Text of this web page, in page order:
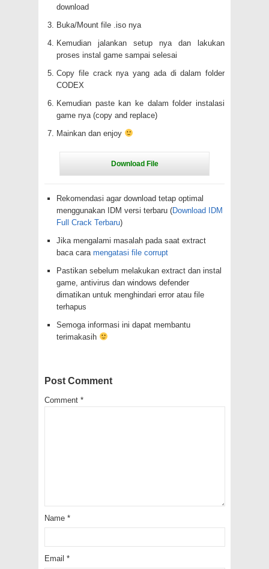
download
Buka/Mount file .iso nya
Kemudian jalankan setup nya dan lakukan
proses instal game sampai selesai
Copy file crack nya yang ada di dalam folder
CODEX
Kemudian paste kan ke dalam folder instalasi
game nya (copy and replace)
Mainkan dan enjoy
Rekomendasi agar download tetap optimal
menggunakan IDM versi terbaru (Download IDM
Full Crack Terbaru)
Jika mengalami masalah pada saat extract
baca cara mengatasi file corrupt
Pastikan sebelum melakukan extract dan instal
game, antivirus dan windows defender
dimatikan untuk menghindari error atau file
terhapus
Semoga informasi ini dapat membantu
terimakasih
Post Comment
Comment *
Name *
Email *